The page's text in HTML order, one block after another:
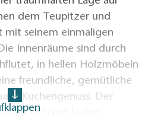
dem Teupitzer und
mit seinem einmaligen
Innenräume sind durch
in hellen Holzmöbeln
freundliche, gemütliche
Kuchengenuss. Der
mit locker